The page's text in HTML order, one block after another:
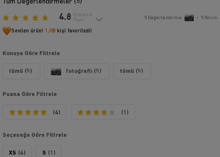
Tüm Değerlendirmeler (5)
4.8 Ortalama
Puan
5 Değerlendirme • 5Yorum
Sevilen ürün! 1,8B kişi favoriledi!
Konuya Göre Filtrele
tümü (5) fotoğraflı (5) tümü (5)
Puana Göre Filtrele
(4) (1)
Seçeneğe Göre Filtrele
XS (4) S (1)